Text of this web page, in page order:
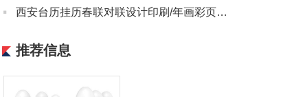
· 西安台历挂历春联对联设计印刷/年画彩页宣传册联单收据不干胶
推荐信息